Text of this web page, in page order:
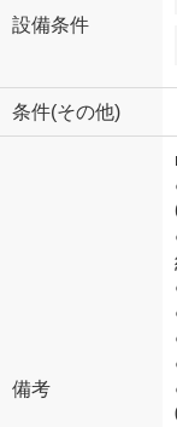
設備条件
条件(その他)
備考